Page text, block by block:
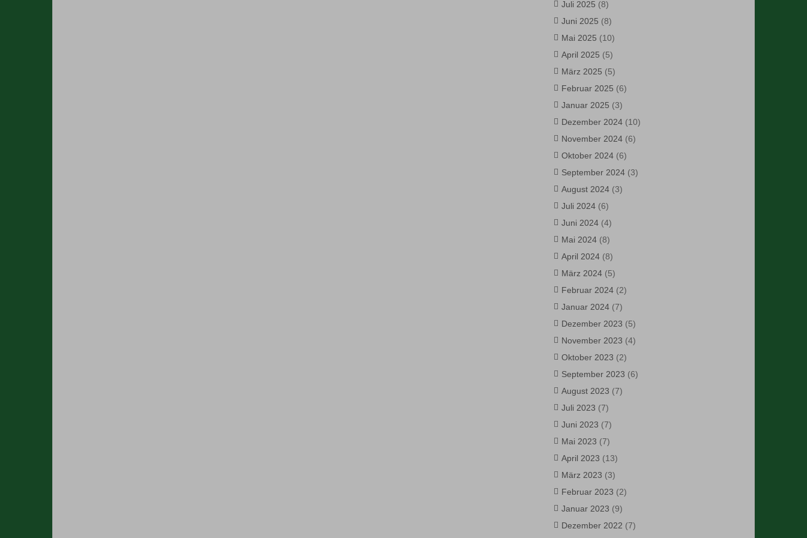
Juli 2025 (8)
Juni 2025 (8)
Mai 2025 (10)
April 2025 (5)
März 2025 (5)
Februar 2025 (6)
Januar 2025 (3)
Dezember 2024(10)
November 2024(6)
Oktober 2024(6)
September 2024(3)
August 2024(3)
Juli 2024(6)
Juni 2024(4)
Mai 2024(8)
April 2024(8)
März 2024(5)
Februar 2024(2)
Januar 2024(7)
Dezember 2023 (5)
November 2023 (4)
Oktober 2023 (2)
September 2023 (6)
August 2023 (7)
Juli 2023 (7)
Juni 2023 (7)
Mai 2023 (7)
April 2023 (13)
März 2023 (3)
Februar 2023 (2)
Januar 2023 (9)
Dezember 2022 (7)